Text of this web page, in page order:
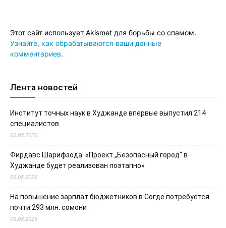
Этот сайт использует Akismet для борьбы со спамом.
Узнайте, как обрабатываются ваши данные
комментариев.
Лента новостей
Институт точных наук в Худжанде впервые выпустил 214
специалистов
06.08.2026
Фирдавс Шарифзода: «Проект „Безопасный город“ в
Худжанде будет реализован поэтапно»
06.08.2026
На повышение зарплат бюджетников в Согде потребуется
почти 293 млн. сомони
06.08.2026